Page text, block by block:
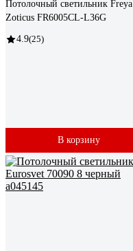
Потолочный светильник Freya
Zoticus FR6005CL-L36G
4.9(25)
В корзину